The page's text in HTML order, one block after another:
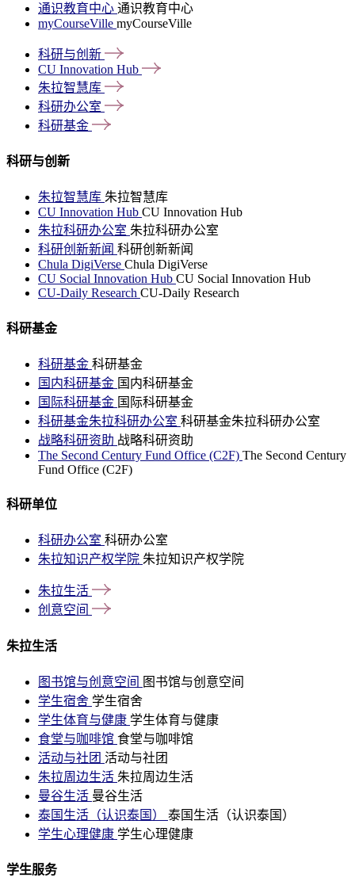
通识教育中心 通识教育中心
myCourseVille myCourseVille
科研与创新
CU Innovation Hub
朱拉智慧库
科研办公室
科研基金
科研与创新
朱拉智慧库 朱拉智慧库
CU Innovation Hub CU Innovation Hub
朱拉科研办公室 朱拉科研办公室
科研创新新闻 科研创新新闻
Chula DigiVerse Chula DigiVerse
CU Social Innovation Hub CU Social Innovation Hub
CU-Daily Research CU-Daily Research
科研基金
科研基金 科研基金
国内科研基金 国内科研基金
国际科研基金 国际科研基金
科研基金朱拉科研办公室 科研基金朱拉科研办公室
战略科研资助 战略科研资助
The Second Century Fund Office (C2F) The Second Century
Fund Office (C2F)
科研单位
科研办公室 科研办公室
朱拉知识产权学院 朱拉知识产权学院
朱拉生活
创意空间
朱拉生活
图书馆与创意空间 图书馆与创意空间
学生宿舍 学生宿舍
学生体育与健康 学生体育与健康
食堂与咖啡馆 食堂与咖啡馆
活动与社团 活动与社团
朱拉周边生活 朱拉周边生活
曼谷生活 曼谷生活
泰国生活（认识泰国） 泰国生活（认识泰国）
学生心理健康 学生心理健康
学生服务